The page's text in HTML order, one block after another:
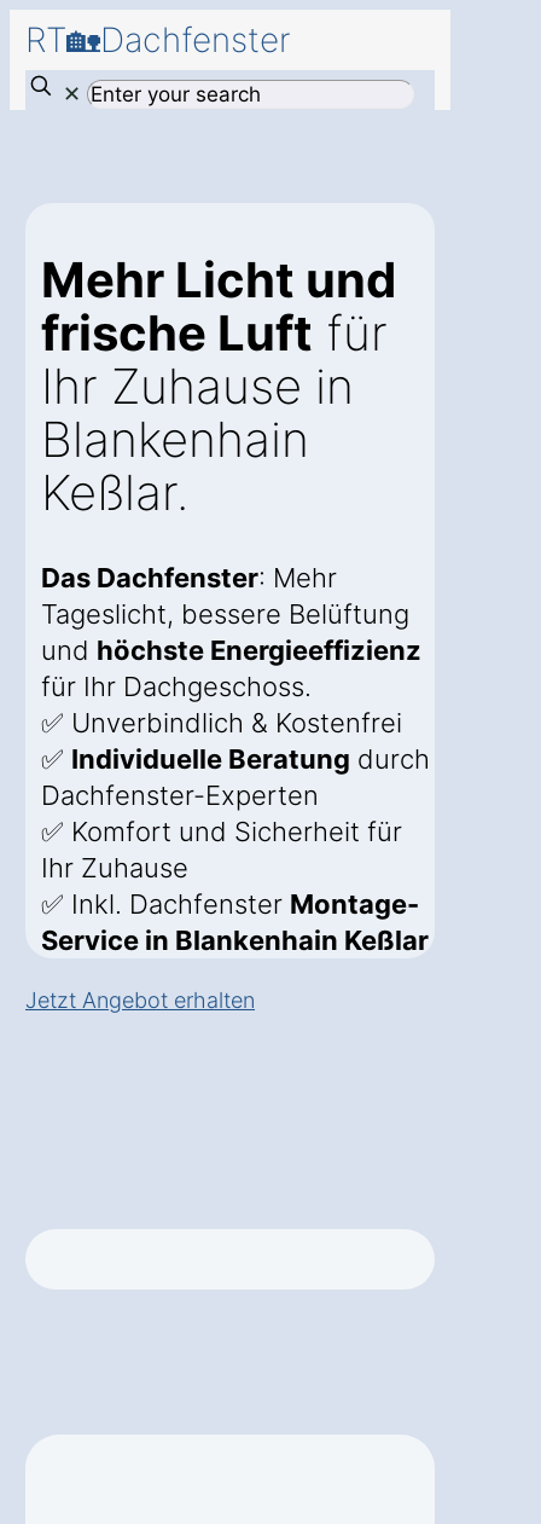
RT🏡Dachfenster
✕
Mehr Licht und
frische Luft für
Ihr Zuhause in
Blankenhain
Keßlar.
Das Dachfenster: Mehr
Tageslicht, bessere Belüftung
und höchste Energieeffizienz
für Ihr Dachgeschoss.
✅ Unverbindlich & Kostenfrei
✅ Individuelle Beratung durch
Dachfenster-Experten
✅ Komfort und Sicherheit für
Ihr Zuhause
✅ Inkl. Dachfenster Montage-
Service in Blankenhain Keßlar
Jetzt Angebot erhalten